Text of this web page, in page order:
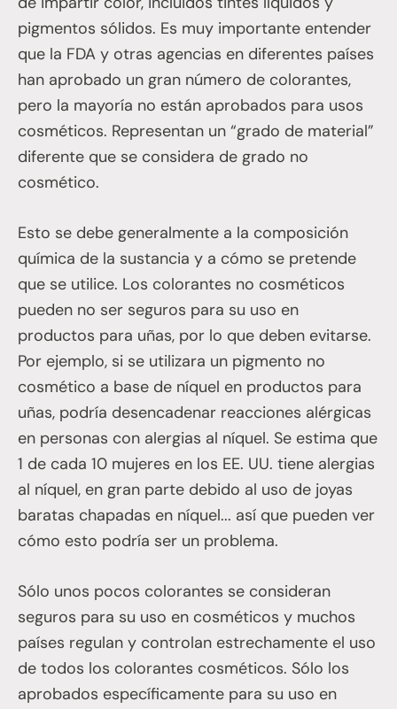
pigmentos sólidos. Es muy importante entender
que la FDA y otras agencias en diferentes países
han aprobado un gran número de colorantes,
pero la mayoría no están aprobados para usos
cosméticos. Representan un “grado de material”
diferente que se considera de grado no
cosmético.
Esto se debe generalmente a la composición
química de la sustancia y a cómo se pretende
que se utilice. Los colorantes no cosméticos
pueden no ser seguros para su uso en
productos para uñas, por lo que deben evitarse.
Por ejemplo, si se utilizara un pigmento no
cosmético a base de níquel en productos para
uñas, podría desencadenar reacciones alérgicas
en personas con alergias al níquel. Se estima que
1 de cada 10 mujeres en los EE. UU. tiene alergias
al níquel, en gran parte debido al uso de joyas
baratas chapadas en níquel... así que pueden ver
cómo esto podría ser un problema.
Sólo unos pocos colorantes se consideran
seguros para su uso en cosméticos y muchos
países regulan y controlan estrechamente el uso
de todos los colorantes cosméticos. Sólo los
aprobados específicamente para su uso en